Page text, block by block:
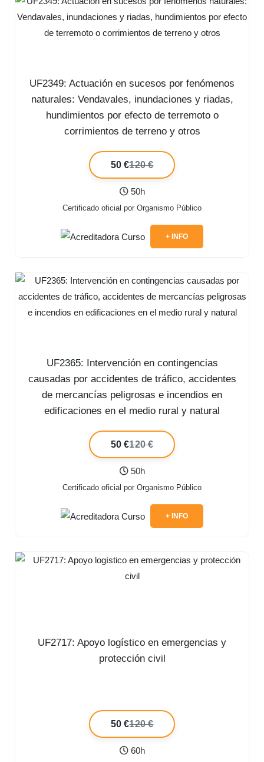
UF2349: Actuación en sucesos por fenómenos
naturales: Vendavales, inundaciones y riadas,
hundimientos por efecto de terremoto o
corrimientos de terreno y otros
50 €120 €
50h
Certificado oficial por Organismo Público
+ INFO
UF2365: Intervención en contingencias
causadas por accidentes de tráfico, accidentes
de mercancías peligrosas e incendios en
edificaciones en el medio rural y natural
50 €120 €
50h
Certificado oficial por Organismo Público
+ INFO
UF2717: Apoyo logístico en emergencias y
protección civil
50 €120 €
60h